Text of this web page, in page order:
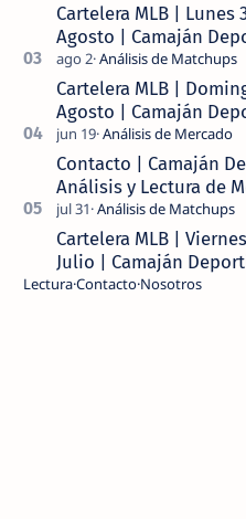
Cartelera MLB | Lunes
Agosto | Camaján
Cartelera MLB |
Agosto | Camaján
Contacto | Camaján
Análisis y Lectura de
Cartelera MLB |
Julio | Camaján
LecturaContactoNosotros